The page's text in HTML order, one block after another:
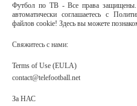
Футбол по ТВ - Все права
автоматически соглашаетесь с
файлов cookie! Здесь вы можете
Свяжитесь с нами:
Terms of Use (EULA)
contact@telefootball.net
За НАС